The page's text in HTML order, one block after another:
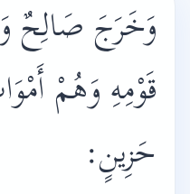
وَخَرَجَ صَالِحٌ
قَوْمِهِ وَهُمْ
حَزِينٍ: